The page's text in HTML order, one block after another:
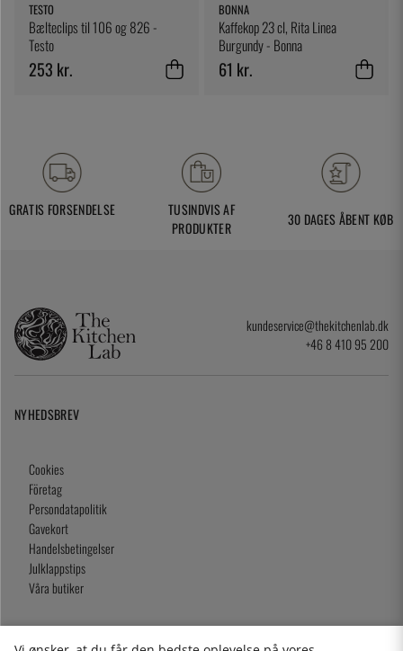
TESTO
Bælteclips til 106 og 826 -
Testo
253 kr.
BONNA
Kaffekop 23 cl, Rita Linea
Burgundy - Bonna
61 kr.
GRATIS FORSENDELSE
TUSINDVIS AF
PRODUKTER
30 DAGES ÅBENT KØB
kundeservice@thekitchenlab.dk
+46 8 410 95 200
NYHEDSBREV
Cookies
Företag
Persondatapolitik
Gavekort
Handelsbetingelser
Julklappstips
Våra butiker